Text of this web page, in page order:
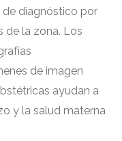
de diagnóstico por
de la zona. Los
de imagen
ayudan a
y la salud materna